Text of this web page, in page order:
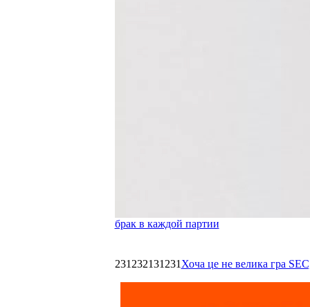
брак в каждой партии
231232131231 Хоча це не велика гра